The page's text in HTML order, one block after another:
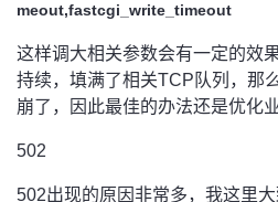
meout,fastcgi_write_timeout
这样调大相关参数会有一定的效
持续，填满了相关TCP队列，那
崩了，因此最佳的办法还是优化
502
502出现的原因非常多，我这里大